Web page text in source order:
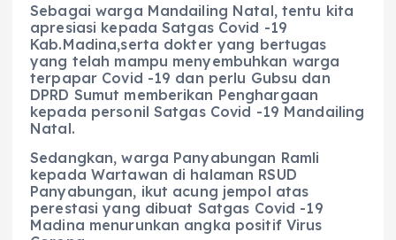
Sebagai warga Mandailing Natal, tentu kita
apresiasi kepada Satgas Covid -19
Kab.Madina,serta dokter yang bertugas
yang telah mampu menyembuhkan warga
terpapar Covid -19 dan perlu Gubsu dan
DPRD Sumut memberikan Penghargaan
kepada personil Satgas Covid -19 Mandailing
Natal.
Sedangkan, warga Panyabungan Ramli
kepada Wartawan di halaman RSUD
Panyabungan, ikut acung jempol atas
perestasi yang dibuat Satgas Covid -19
Madina menurunkan angka positif Virus